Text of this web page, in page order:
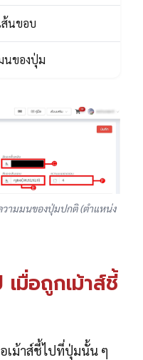
ส้นขอบ
นของปุ่ม
ามมนของปุ่มปกติ (ตำแหน่ง
มื่อถูกเม้าส์ชี้
เม้าส์ชี้ไปที่ปุ่มนั้น ๆ